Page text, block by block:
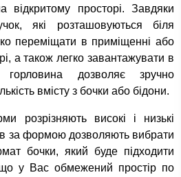
відкритому просторі. Завдяки
які розташовуються біля
переміщати в приміщенні або
а також легко завантажувати в
дозволяє зручно
вмісту з бочки або бідони.
розрізняють високі і низькі
за формою дозволяють вибрати
бочки, який буде підходити
у Вас обмежений простір по